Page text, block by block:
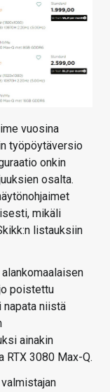
vuosina
työpöytäversio
onkin
osalta.
mikäli
listauksiin
poistettu
napata niistä
ainakin
RTX 3080 Max-Q.